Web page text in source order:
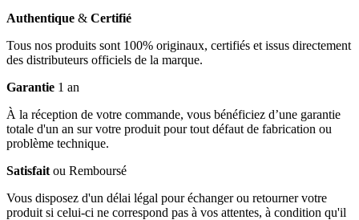
Authentique & Certifié
Tous nos produits sont 100% originaux, certifiés et issus directement
des distributeurs officiels de la marque.
Garantie 1 an
À la réception de votre commande, vous bénéficiez d’une garantie
totale d'un an sur votre produit pour tout défaut de fabrication ou
problème technique.
Satisfait ou Remboursé
Vous disposez d'un délai légal pour échanger ou retourner votre
produit si celui-ci ne correspond pas à vos attentes, à condition qu'il